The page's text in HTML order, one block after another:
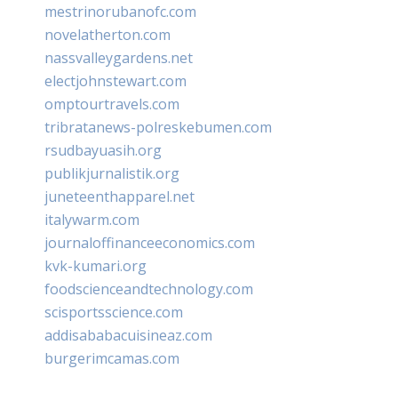
mestrinorubanofc.com
novelatherton.com
nassvalleygardens.net
electjohnstewart.com
omptourtravels.com
tribratanews-polreskebumen.com
rsudbayuasih.org
publikjurnalistik.org
juneteenthapparel.net
italywarm.com
journaloffinanceeconomics.com
kvk-kumari.org
foodscienceandtechnology.com
scisportsscience.com
addisababacuisineaz.com
burgerimcamas.com